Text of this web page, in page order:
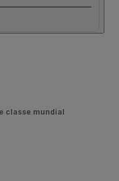
classe mundial